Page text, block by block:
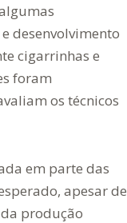
desenvolvimento
cigarrinhas e
foram
os técnicos
em parte das
apesar de
produção